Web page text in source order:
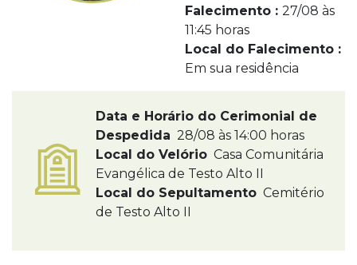
Falecimento : 27/08 às
11:45 horas
Local do Falecimento :
Em sua residência
Data e Horário do Cerimonial de
Despedida 28/08 às 14:00 horas
Local do Velório Casa Comunitária
Evangélica de Testo Alto II
Local do Sepultamento Cemitério
de Testo Alto II